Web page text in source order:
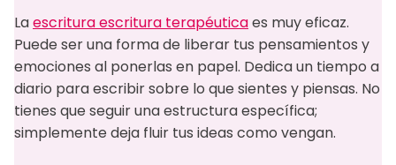
Laescritura escritura terapéuticaes muy eficaz.
Puede ser una forma de liberar tus pensamientos y
emociones al ponerlas en papel. Dedica un tiempo a
diario para escribir sobre lo que sientes y piensas. No
tienes que seguir una estructura específica;
simplemente deja fluir tus ideas como vengan.